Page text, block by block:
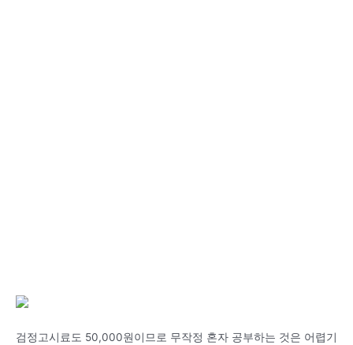
검정고시료도 50,000원이므로 무작정 혼자 공부하는 것은 어렵기